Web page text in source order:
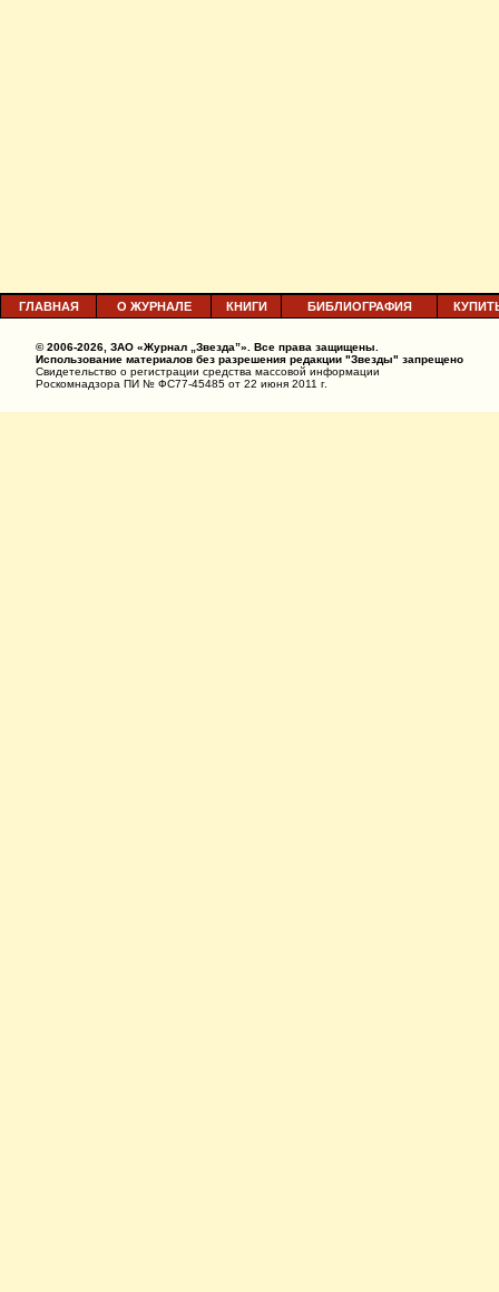
ГЛАВНАЯ О ЖУРНАЛЕ КНИГИ БИБЛИОГРАФИЯ
© 2006-2026, ЗАО «Журнал „Звезда”». Все права защищены.
Использование материалов без разрешения редакции "Звезды" запрещено
Свидетельство о регистрации средства массовой информации
Роскомнадзора ПИ № ФС77-45485 от 22 июня 2011 г.